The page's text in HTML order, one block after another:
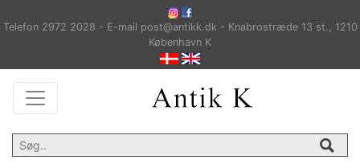
Telefon 2972 2028 - E-mail post@antikk.dk - Knabrostræde 13 st., 1210
København K